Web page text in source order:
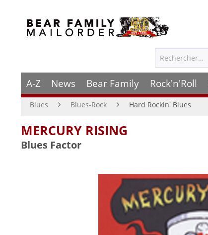
A-Z News Bear Family Rock'n'Roll
Blues Blues-Rock Hard Rockin' Blues
MERCURY RISING
Blues Factor